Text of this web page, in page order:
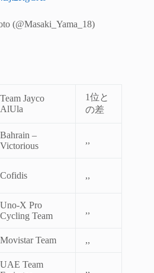
(@Masaki_Yama_18)
Team Jayco
AlUla
1位と
の差
Bahrain –
Victorious
,,
Cofidis ,,
Uno-X Pro
Cycling Team
,,
Movistar Team ,,
UAE Team
,,